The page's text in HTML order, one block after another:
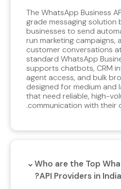
The WhatsApp Business
grade messaging solution
businesses to send
run marketing campaigns,
customer conversations
standard WhatsApp
supports chatbots, CRM
agent access, and bulk
designed for medium and
that need reliable, high-
communication with their
Who are the Top
API Providers in India?